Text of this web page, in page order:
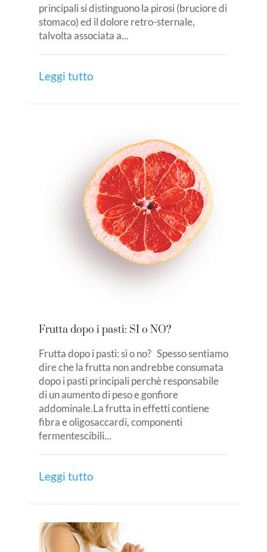
principali si distinguono la pirosi (bruciore di
stomaco) ed il dolore retro-sternale,
talvolta associata a...
Leggi tutto
Frutta dopo i pasti: SI o NO?
Frutta dopo i pasti: sì o no? Spesso sentiamo
dire che la frutta non andrebbe consumata
dopo i pasti principali perchè responsabile
di un aumento di peso e gonfiore
addominale.La frutta in effetti contiene
fibra e oligosaccardi, componenti
fermentescibili...
Leggi tutto